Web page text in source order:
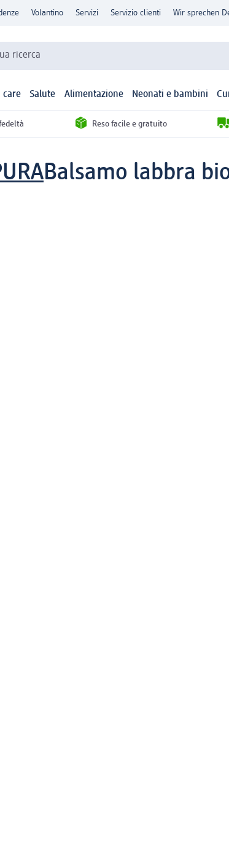
Volantino Servizi Servizio clienti Wir sprechen
ricerca
care Salute Alimentazione Neonati e bambini
Reso facile e gratuito
Balsamo labbra